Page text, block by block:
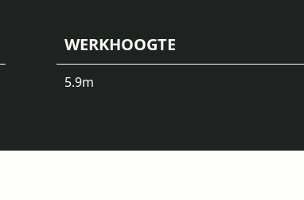
WERKHOOGTE
5.9m